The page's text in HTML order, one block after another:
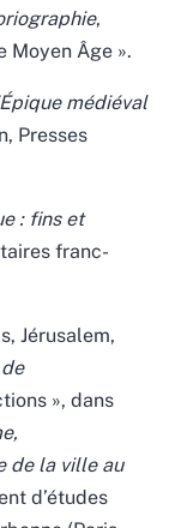
,
Moyen Âge ».
médiéval
Presses
: fins et
franc-
Jérusalem,
», dans
de la ville au
d’études